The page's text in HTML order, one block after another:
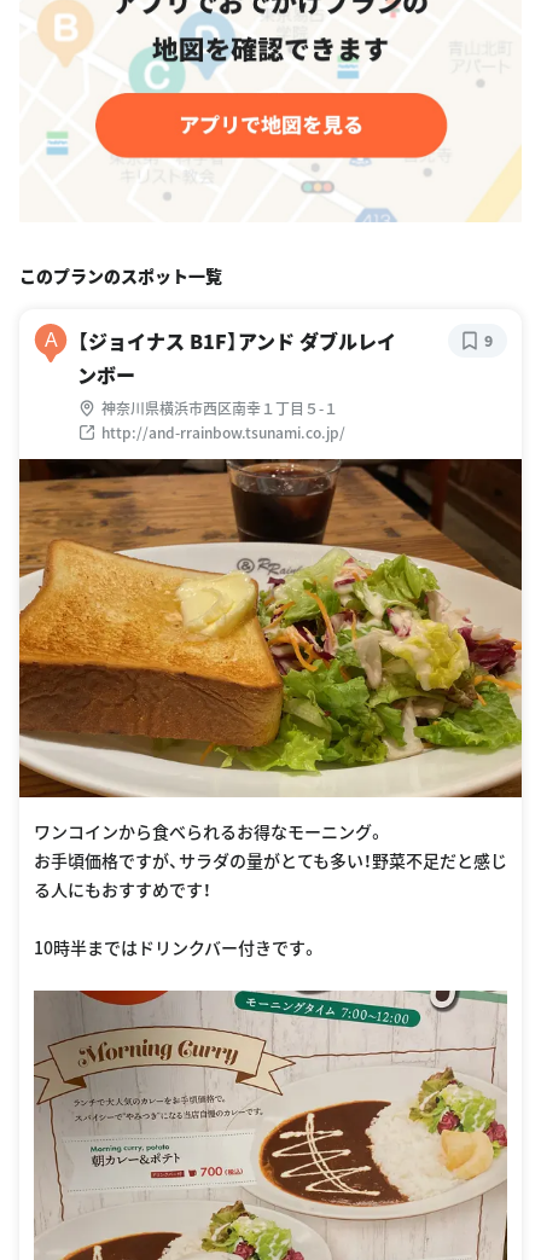
このプランのスポット一覧
A
【ジョイナス B1F】アンド ダブルレイ
ンボー
神奈川県横浜市西区南幸１丁目５-１
http://and-rrainbow.tsunami.co.jp/
9
ワンコインから食べられるお得なモーニング。
お手頃価格ですが、サラダの量がとても多い！野菜不足だと感じ
る人にもおすすめです！
10時半まではドリンクバー付きです。